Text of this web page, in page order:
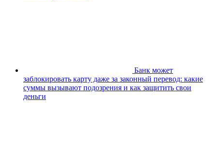
Банк может
заблокировать карту даже за законный перевод: какие
суммы вызывают подозрения и как защитить свои
деньги